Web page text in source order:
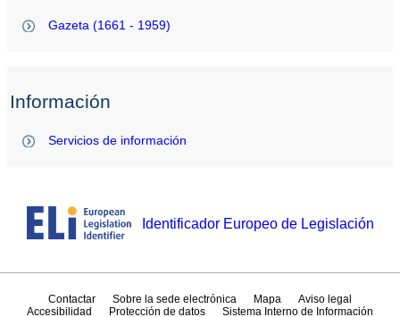
Gazeta (1661 - 1959)
Información
Servicios de información
Identificador Europeo de Legislación
Contactar Sobre la sede electrónica Mapa
Aviso legal
Accesibilidad
Protección de datos Sistema Interno de Información